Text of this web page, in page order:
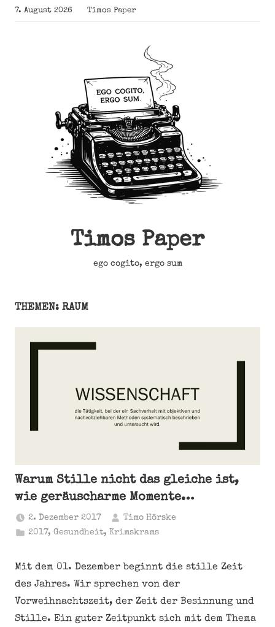
Zum
Inhalt
7. August 2026 Timos Paper
Timos Paper
ego cogito, ergo sum
THEMEN: RAUM
Warum Stille nicht das gleiche ist,
wie geräuscharme Momente…
2. Dezember 2017
Timo Hörske
2017,Gesundheit, Krimskrams
Mit dem 01. Dezember beginnt die stille Zeit
des Jahres. Wir sprechen von der
Vorweihnachtszeit, der Zeit der Besinnung und
Stille. Ein guter Zeitpunkt sich mit dem Thema